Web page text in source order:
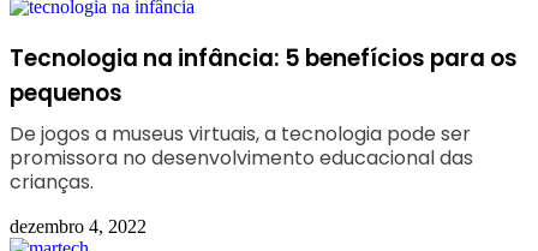
Tecnologia na infância: 5 benefícios para os
pequenos
De jogos a museus virtuais, a tecnologia pode ser
promissora no desenvolvimento educacional das
crianças.
dezembro 4, 2022